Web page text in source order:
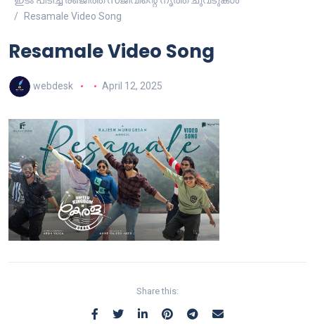
Resamale Video Song
Resamale Video Song
webdesk April 12, 2025
Share this: